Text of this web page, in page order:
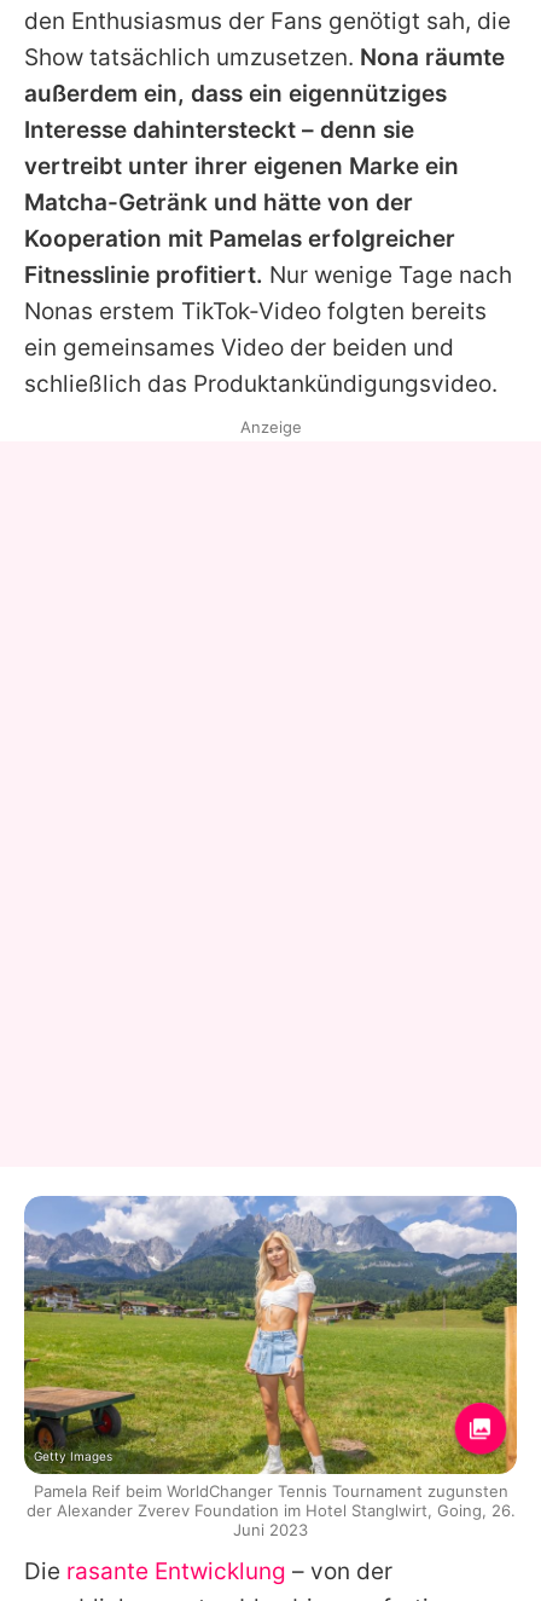
den Enthusiasmus der Fans genötigt sah, die
Show tatsächlich umzusetzen. Nona räumte
außerdem ein, dass ein eigennütziges
Interesse dahintersteckt – denn sie
vertreibt unter ihrer eigenen Marke ein
Matcha-Getränk und hätte von der
Kooperation mit Pamelas erfolgreicher
Fitnesslinie profitiert. Nur wenige Tage nach
Nonas erstem TikTok-Video folgten bereits
ein gemeinsames Video der beiden und
schließlich das Produktankündigungsvideo.
Die rasante Entwicklung – von der
Anzeige
Getty Images
Pamela Reif beim WorldChanger Tennis Tournament zugunsten
der Alexander Zverev Foundation im Hotel Stanglwirt, Going, 26.
Juni 2023